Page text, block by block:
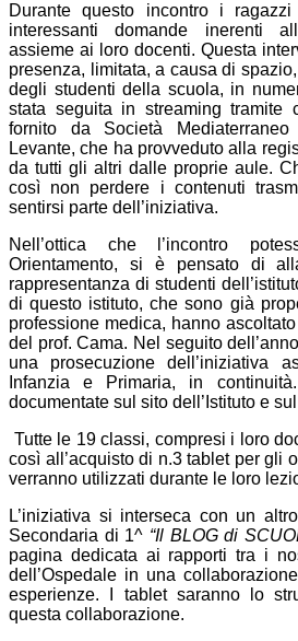
Durante questo incontro i
interessanti domande inerenti
assieme ai loro docenti. Questa
presenza, limitata, a causa di
degli studenti della scuola, in
stata seguita in streaming tramite
fornito da Società
Levante, che ha provveduto alla
da tutti gli altri dalle proprie aule.
così non perdere i contenuti
sentirsi parte dell’iniziativa.
Nell’ottica che l’incontro
Orientamento, si è pensato di
rappresentanza di studenti
di questo istituto, che sono già
professione medica, hanno
del prof. Cama. Nel seguito
una prosecuzione dell’iniziativa
Infanzia e Primaria, in
documentate sul sito dell’Istituto e
Tutte le 19 classi, compresi i loro
così all’acquisto di n.3 tablet per gli
verranno utilizzati durante le loro
L’iniziativa si interseca con un
Secondaria di 1^ “Il BLOG di
pagina dedicata ai rapporti tra i
dell’Ospedale in una
esperienze. I tablet saranno lo
questa collaborazione.